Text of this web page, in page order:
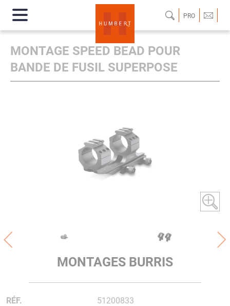
PRO
MONTAGE SPEED BEAD POUR
BANDE DE FUSIL SUPERPOSE
MONTAGES BURRIS
RÉF.
51200833